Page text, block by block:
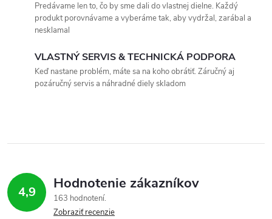
Predávame len to, čo by sme dali do vlastnej dielne. Každý
produkt porovnávame a vyberáme tak, aby vydržal, zarábal a
nesklamal
VLASTNÝ SERVIS & TECHNICKÁ PODPORA
Keď nastane problém, máte sa na koho obrátiť. Záručný aj
pozáručný servis a náhradné diely skladom
4,9 Hodnotenie zákazníkov
163 hodnotení
Zobraziť recenzie